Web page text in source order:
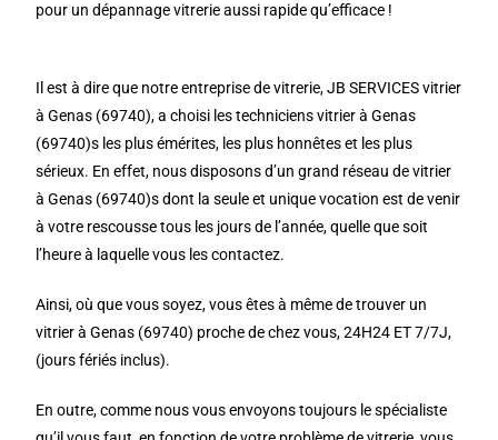
pour un dépannage vitrerie aussi rapide qu’efficace !
Il est à dire que notre entreprise de vitrerie, JB SERVICES vitrier
à Genas (69740), a choisi les techniciens vitrier à Genas
(69740)s les plus émérites, les plus honnêtes et les plus
sérieux. En effet, nous disposons d’un grand réseau de vitrier
à Genas (69740)s dont la seule et unique vocation est de venir
à votre rescousse tous les jours de l’année, quelle que soit
l’heure à laquelle vous les contactez.
Ainsi, où que vous soyez, vous êtes à même de trouver un
vitrier à Genas (69740) proche de chez vous, 24H24 ET 7/7J,
(jours fériés inclus).
En outre, comme nous vous envoyons toujours le spécialiste